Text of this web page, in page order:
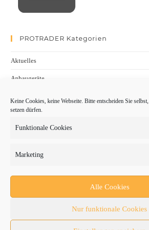
Keine Cookies, keine Webseite. Bitte entscheiden Sie
setzen dürfen.
Funktionale Cookies
Marketing
Alle Cookies
Nur funktionale Cookies
PROTRADER Kategorien
Aktuelles
Anbaugeräte
Baumaschinen
Fachmessen
Nutzfahrzeuge